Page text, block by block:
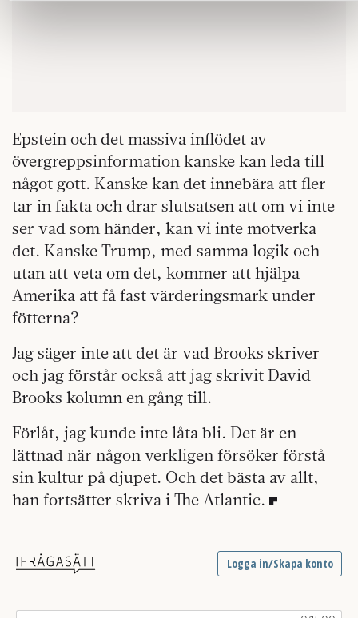
Epstein och det massiva inflödet av
övergreppsinformation kanske kan leda till
något gott. Kanske kan det innebära att fler
tar in fakta och drar slutsatsen att om vi inte
ser vad som händer, kan vi inte motverka
det. Kanske Trump, med samma logik och
utan att veta om det, kommer att hjälpa
Amerika att få fast värderingsmark under
fötterna?
Jag säger inte att det är vad Brooks skriver
och jag förstår också att jag skrivit David
Brooks kolumn en gång till.
Förlåt, jag kunde inte låta bli. Det är en
lättnad när någon verkligen försöker förstå
sin kultur på djupet. Och det bästa av allt,
han fortsätter skriva i The Atlantic.